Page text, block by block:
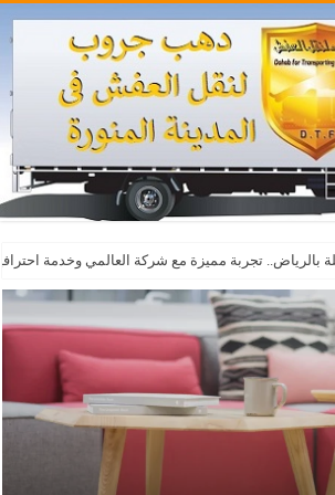
اليوم بث مباشر بدون تقطيع
الحرة الشرقية بالمدينة